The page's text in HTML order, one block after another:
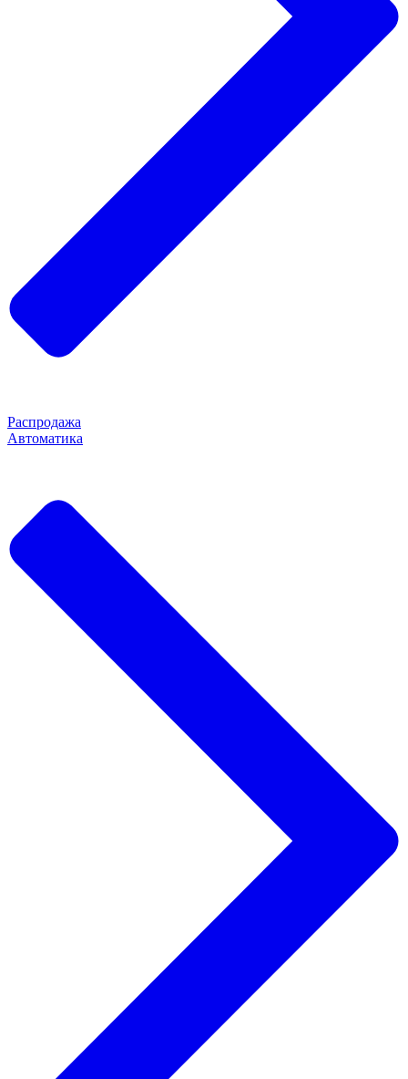
Распродажа
Автоматика